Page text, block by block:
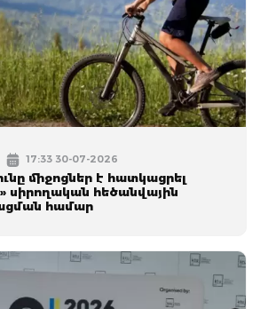
17:33 30-07-2026
միջոցներ է հատկացրել
սիրողական հեծանվային
համար